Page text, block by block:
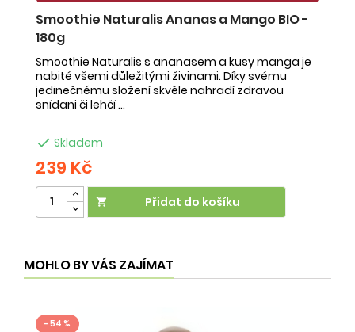
Smoothie Naturalis Ananas a Mango BIO -
180g
Smoothie Naturalis s ananasem a kusy manga je
nabité všemi důležitými živinami. Díky svému
jedinečnému složení skvěle nahradí zdravou
snídani či lehčí ...
 Skladem
239 Kč
 Přidat do košíku
MOHLO BY VÁS ZAJÍMAT
- 54 %